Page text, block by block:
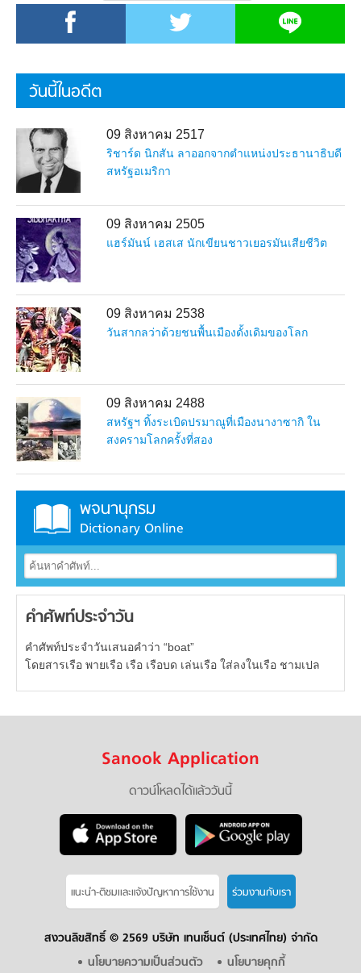
วันนี้ในอดีต
09 สิงหาคม 2517
ริชาร์ด นิกสัน ลาออกจากตำแหน่งประธานาธิบดี
สหรัฐอเมริกา
09 สิงหาคม 2505
แฮร์มันน์ เฮสเส นักเขียนชาวเยอรมันเสียชีวิต
09 สิงหาคม 2538
วันสากลว่าด้วยชนพื้นเมืองดั้งเดิมของโลก
09 สิงหาคม 2488
สหรัฐฯ ทิ้งระเบิดปรมาณูที่เมืองนางาซากิ ใน
สงครามโลกครั้งที่สอง
พจนานุกรม
Dictionary Online
คำศัพท์ประจำวัน
คำศัพท์ประจำวันเสนอคำว่า “boat”
โดยสารเรือ พายเรือ เรือ เรือบด เล่นเรือ ใส่ลงในเรือ ชามเปล
Sanook Application
ดาวน์โหลดได้แล้ววันนี้
แนะนำ-ติชมเเละแจ้งปัญหาการใช้งาน ร่วมงานกับเรา
สงวนลิขสิทธิ์ © 2569 บริษัท เทนเซ็นต์ (ประเทศไทย) จำกัด
นโยบายความเป็นส่วนตัว
นโยบายคุกกี้